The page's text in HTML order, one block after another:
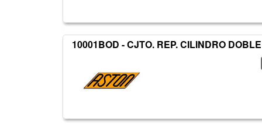
10001BOD - CJTO. REP. CILINDRO